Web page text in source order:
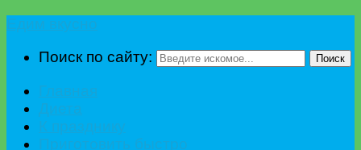
Поиск по сайту:
Поиск